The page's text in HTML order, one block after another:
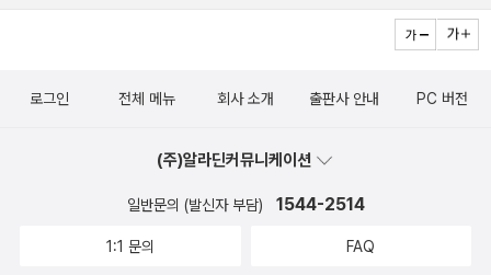
로그인 전체 메뉴 회사 소개 출판사 안내 PC 버전
(주)알라딘커뮤니케이션
일반문의 (발신자 부담) 1544-2514
1:1 문의 FAQ